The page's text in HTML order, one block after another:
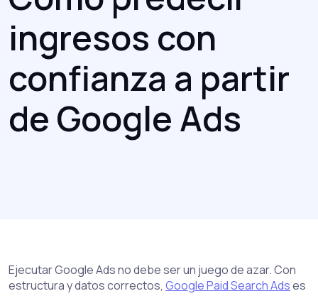
ingresos con
confianza a partir
de Google Ads
Ejecutar Google Ads no debe ser un juego de azar. Con
estructura y datos correctos, Google Paid Search Adses